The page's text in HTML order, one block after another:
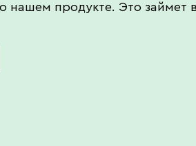
нашем продукте. Это займет